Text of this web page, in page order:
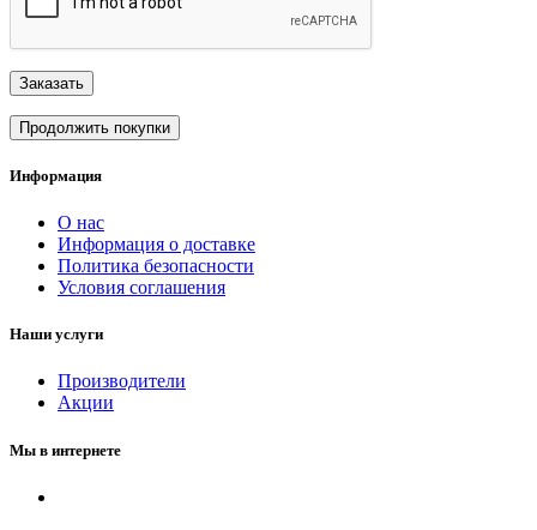
Заказать
Продолжить покупки
Информация
О нас
Информация о доставке
Политика безопасности
Условия соглашения
Наши услуги
Производители
Акции
Мы в интернете